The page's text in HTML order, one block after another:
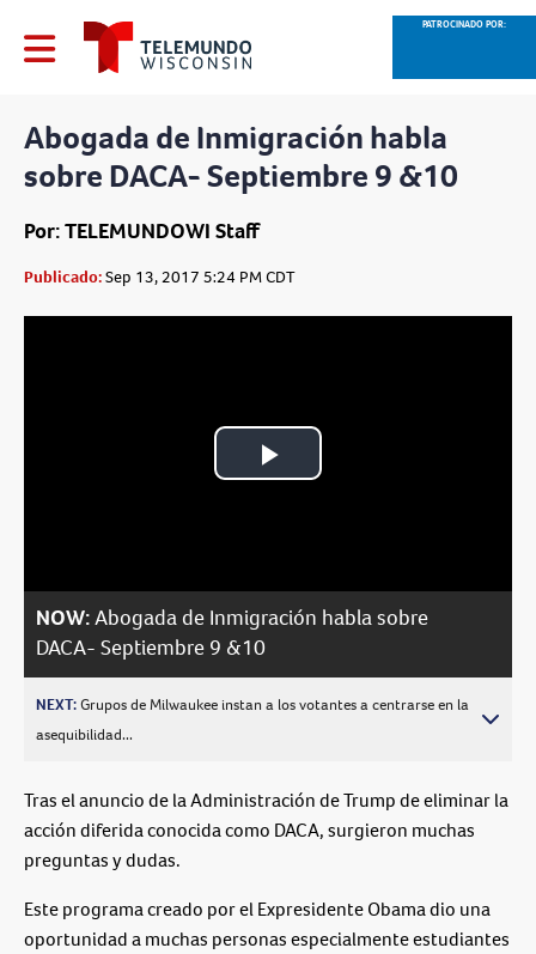
PATROCINADO POR:
Abogada de Inmigración habla
sobre DACA- Septiembre 9 &10
Por: TELEMUNDOWI Staff
Publicado:Sep 13, 2017 5:24 PM CDT
Play
NOW:Abogada de Inmigración habla sobre
DACA- Septiembre 9 &10
NEXT:Grupos de Milwaukee instan a los votantes a centrarse en la
asequibilidad...
Tras el anuncio de la Administración de Trump de eliminar la
acción diferida conocida como DACA, surgieron muchas
preguntas y dudas.
Este programa creado por el Expresidente Obama dio una
oportunidad a muchas personas especialmente estudiantes